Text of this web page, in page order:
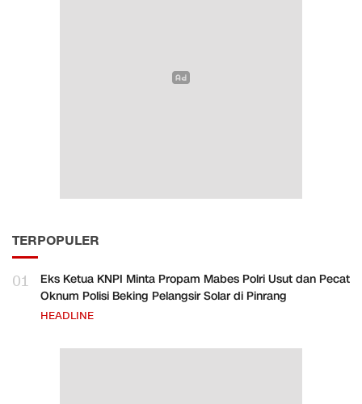
TERPOPULER
01
Eks Ketua KNPI Minta Propam Mabes Polri Usut dan Pecat
Oknum Polisi Beking Pelangsir Solar di Pinrang
HEADLINE